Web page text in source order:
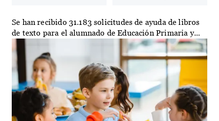
Se han recibido 31.183 solicitudes de ayuda de libros
de texto para el alumnado de Educación Primaria y...